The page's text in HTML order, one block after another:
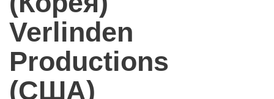
Verlinden
Productions
(США)